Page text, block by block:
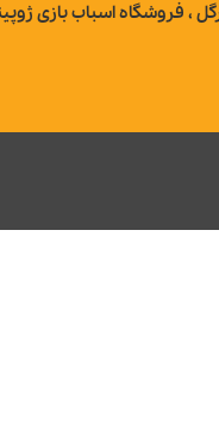
اسباب بازی ژوپیتر